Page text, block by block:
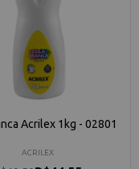
Acrilex 1kg - 02801
ACRILEX